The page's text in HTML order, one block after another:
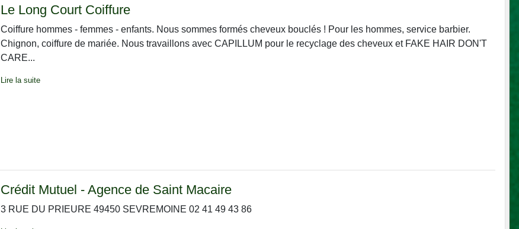
Le Long Court Coiffure
Coiffure hommes - femmes - enfants. Nous sommes formés cheveux bouclés ! Pour les hommes, service barbier.
Chignon, coiffure de mariée. Nous travaillons avec CAPILLUM pour le recyclage des cheveux et FAKE HAIR DON'T
CARE...
Lire la suite
Crédit Mutuel - Agence de Saint Macaire
3 RUE DU PRIEURE 49450 SEVREMOINE 02 41 49 43 86